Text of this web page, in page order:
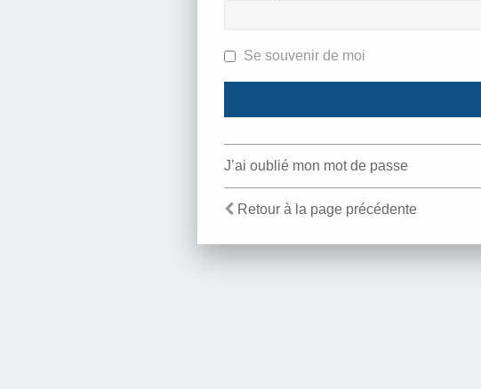
Se souvenir de moi
J’ai oublié mon mot de passe
Retour à la page précédente